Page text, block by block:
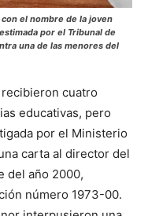
el nombre de la joven
por el Tribunal de
una de las menores del
cuatro
educativas, pero
por el Ministerio
carta al director del
del año 2000,
número 1973-00.